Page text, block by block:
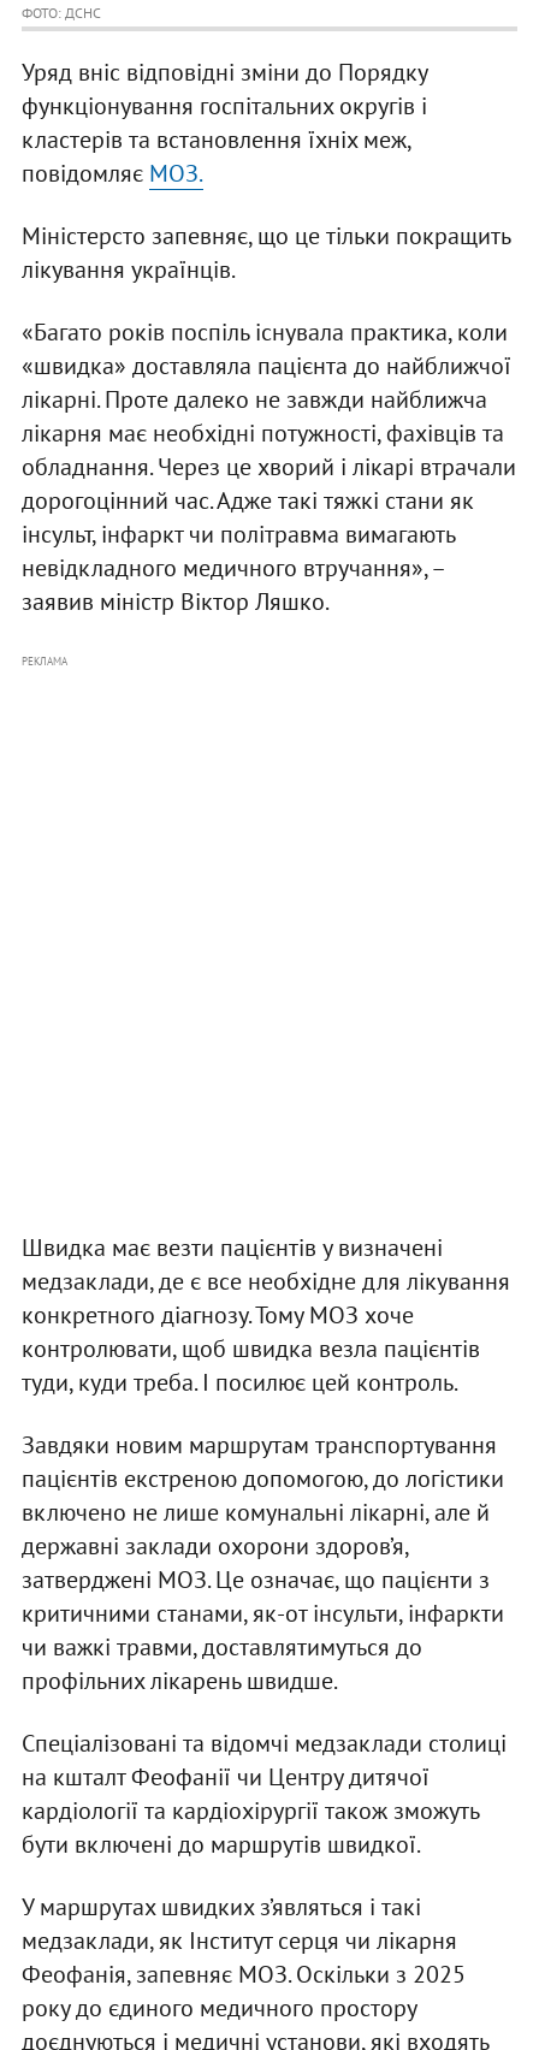
ФОТО: ДСНС
Уряд вніс відповідні зміни до Порядку
функціонування госпітальних округів і
кластерів та встановлення їхніх меж,
повідомляє МОЗ.
Міністерсто запевняє, що це тільки покращить
лікування українців.
«Багато років поспіль існувала практика, коли
«швидка» доставляла пацієнта до найближчої
лікарні. Проте далеко не завжди найближча
лікарня має необхідні потужності, фахівців та
обладнання. Через це хворий і лікарі втрачали
дорогоцінний час. Адже такі тяжкі стани як
інсульт, інфаркт чи політравма вимагають
невідкладного медичного втручання», –
заявив міністр Віктор Ляшко.
РЕКЛАМА
Швидка має везти пацієнтів у визначені
медзаклади, де є все необхідне для лікування
конкретного діагнозу. Тому МОЗ хоче
контролювати, щоб швидка везла пацієнтів
туди, куди треба. І посилює цей контроль.
Завдяки новим маршрутам транспортування
пацієнтів екстреною допомогою, до логістики
включено не лише комунальні лікарні, але й
державні заклади охорони здоров’я,
затверджені МОЗ. Це означає, що пацієнти з
критичними станами, як-от інсульти, інфаркти
чи важкі травми, доставлятимуться до
профільних лікарень швидше.
Спеціалізовані та відомчі медзаклади столиці
на кшталт Феофанії чи Центру дитячої
кардіології та кардіохірургії також зможуть
бути включені до маршрутів швидкої.
У маршрутах швидких з’являться і такі
медзаклади, як Інститут серця чи лікарня
Феофанія, запевняє МОЗ. Оскільки з 2025
року до єдиного медичного простору
доєднуються і медичні установи, які входять